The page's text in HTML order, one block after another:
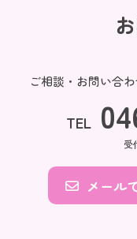
ご相談・お問い合
TEL
受
メール